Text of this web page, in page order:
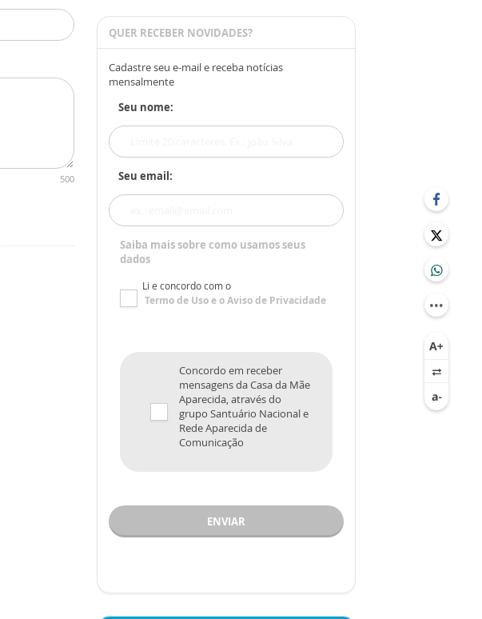
500
QUER RECEBER NOVIDADES?
Cadastre seu e-mail e receba notícias
mensalmente
Seu nome:
Seu email:
Saiba mais sobre como usamos seus
dados
Li e concordo com o
Termo de Usoe oAviso de Privacidade
Concordo em receber
mensagens da Casa da Mãe
Aparecida, através do
grupo Santuário Nacional e
Rede Aparecida de
Comunicação
ENVIAR